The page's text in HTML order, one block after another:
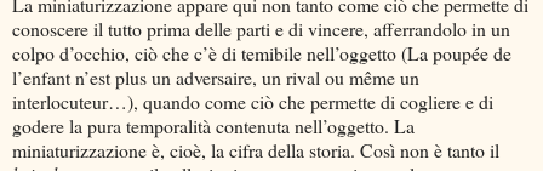
conoscere il tutto prima delle parti e di vincere, afferrandolo in un
colpo d’occhio, ciò che c’è di temibile nell’oggetto (La poupée de
l’enfant n’est plus un adversaire, un rival ou même un
interlocuteur…), quando come ciò che permette di cogliere e di
godere la pura temporalità contenuta nell’oggetto. La
miniaturizzazione è, cioè, la cifra della storia. Così non è tanto il